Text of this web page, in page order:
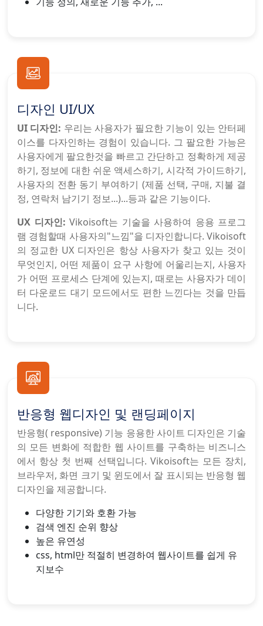
디자인 UI/UX
UI 디자인: 우리는 사용자가 필요한 기능이 있는 안터페
이스를 다자인하는 경험이 있습니다. 그 팔요한 가능은
사용자에게 팔요한것을 빠르고 간단하고 정확하게 제공
하기, 정보에 대한 쉬운 액세스하기, 시각적 가이드하기,
사용자의 전환 동기 부여하기 (제품 선택, 구매, 지불 결
정, 연락처 남기기 정보...)...등과 같은 기능이다.
UX 디자인: Vikoisoft는 기술을 사용하여 응용 프로그
램 경험할때 사용자의"느낌"을 디자인합니다. Vikoisoft
의 정교한 UX 디자인은 항상 사용자가 찾고 있는 것이
무엇인지, 어떤 제품이 요구 사항에 어울리는지, 사용자
가 어떤 프로세스 단계에 있는지, 때로는 사용자가 데이
터 다운로드 대기 모드에서도 편한 느낀다는 것을 만듭
니다.
반응형 웹디자인 및 랜딩페이지
반응형( responsive) 기능 응용한 사이트 디자인은 기술
의 모든 변화에 적합한 웹 사이트를 구축하는 비즈니스
에서 항상 첫 번째 선택입니다. Vikoisoft는 모든 장치,
브라우저, 화면 크기 및 윈도에서 잘 표시되는 반응형 웹
디자인을 제공합니다.
다양한 기기와 호환 가능
검색 엔진 순위 향상
높은 유연성
css, html만 적절히 변경하여 웹사이트를 쉽게 유
지보수